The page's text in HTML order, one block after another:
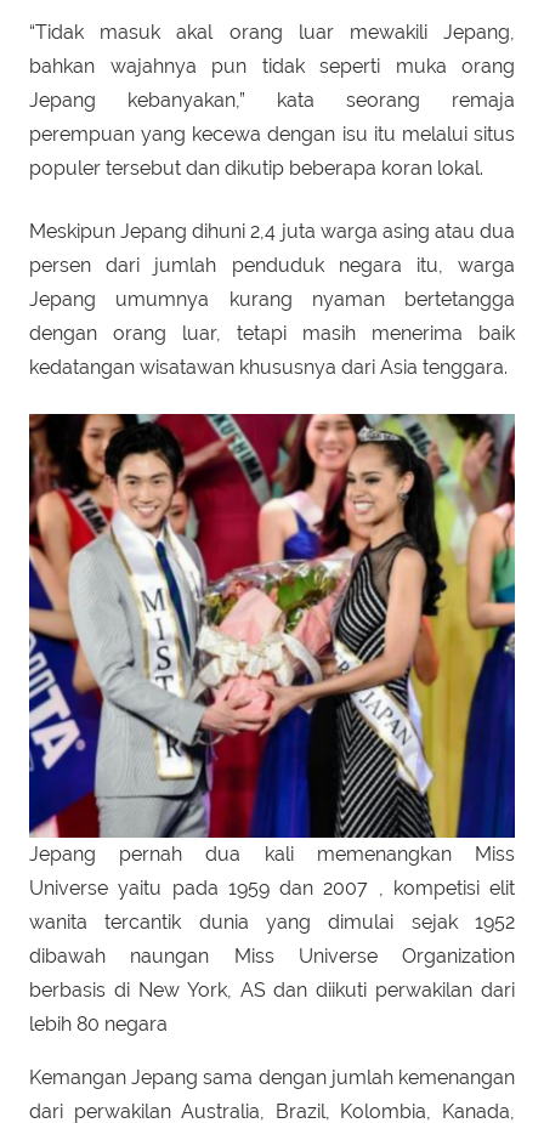
“Tidak masuk akal orang luar mewakili Jepang,
bahkan wajahnya pun tidak seperti muka orang
Jepang kebanyakan,” kata seorang remaja
perempuan yang kecewa dengan isu itu melalui situs
populer tersebut dan dikutip beberapa koran lokal.
Meskipun Jepang dihuni 2,4 juta warga asing atau dua
persen dari jumlah penduduk negara itu, warga
Jepang umumnya kurang nyaman bertetangga
dengan orang luar, tetapi masih menerima baik
kedatangan wisatawan khususnya dari Asia tenggara.
Jepang pernah dua kali memenangkan Miss
Universe yaitu pada 1959 dan 2007 , kompetisi elit
wanita tercantik dunia yang dimulai sejak 1952
dibawah naungan Miss Universe Organization
berbasis di New York, AS dan diikuti perwakilan dari
lebih 80 negara
Kemangan Jepang sama dengan jumlah kemenangan
dari perwakilan Australia, Brazil, Kolombia, Kanada,